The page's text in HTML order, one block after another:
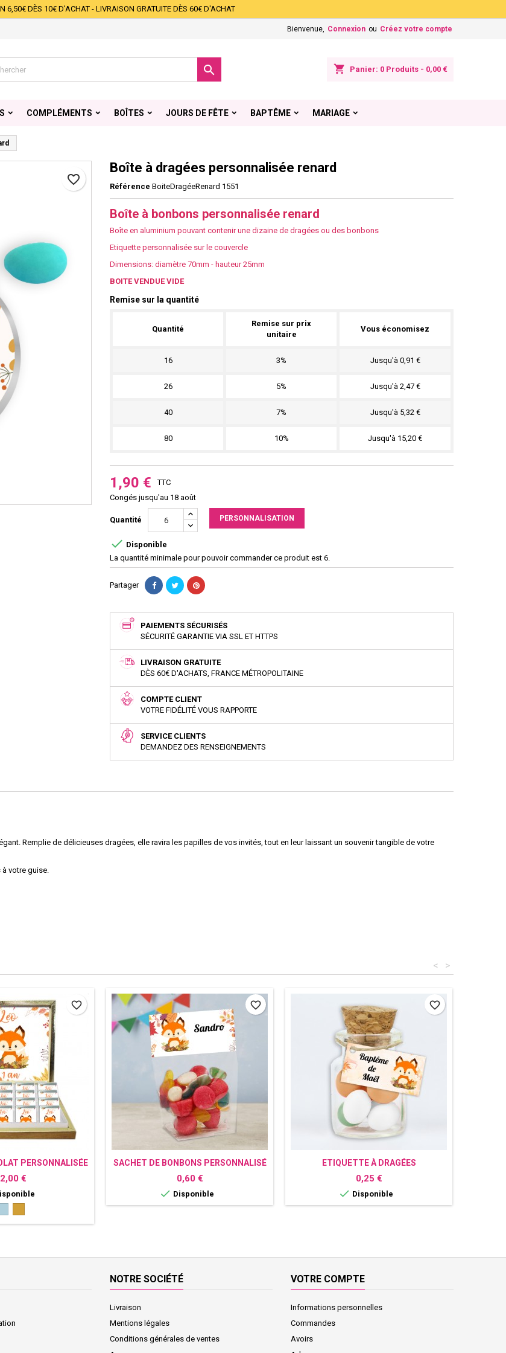
6,50€ DÈS 10€ D'ACHAT - LIVRAISON GRATUITE DÈS 60€ D'ACHAT
Bienvenue, Connexion ou Créez votre compte
shopping_cart Panier: 0 Produits - 0,00 €

COMPLÉMENTS BOÎTES JOURS DE FÊTE BAPTÊME MARIAGE
favorite_border
Boîte à dragées personnalisée renard
Référence BoiteDragéeRenard 1551
Boîte à bonbons personnalisée renard
Boîte en aluminium pouvant contenir une dizaine de dragées ou des bonbons
Etiquette personnalisée sur le couvercle
Dimensions: diamètre 70mm - hauteur 25mm
BOITE VENDUE VIDE
Remise sur la quantité
Quantité
Remise sur prix
unitaire
Vous économisez
16 3% Jusqu'à 0,91 €
26 5% Jusqu'à 2,47 €
40 7% Jusqu'à 5,32 €
80 10% Jusqu'à 15,20 €
1,90 €
TTC
Congés jusqu'au 18 août
Quantité PERSONNALISATION
 Disponible
La quantité minimale pour pouvoir commander ce produit est 6.
Partager
PAIEMENTS SÉCURISÉS
SÉCURITÉ GARANTIE VIA SSL ET HTTPS
LIVRAISON GRATUITE
DÈS 60€ D'ACHATS, FRANCE MÉTROPOLITAINE
COMPTE CLIENT
VOTRE FIDÉLITÉ VOUS RAPPORTE
SERVICE CLIENTS
DEMANDEZ DES RENSEIGNEMENTS
Remplie de délicieuses dragées, elle ravira les papilles de vos invités, tout en leur laissant un souvenir tangible de votre
votre guise.
>
<
PERSONNALISÉE
€
favorite_border
SACHET DE BONBONS PERSONNALISÉ
RENARD
Prix
0,60 €
 Disponible
favorite_border
ETIQUETTE À DRAGÉES
PERSONNALISÉE RENARD
Prix
0,25 €
 Disponible
favorite_border
NOTRE SOCIÉTÉ
Livraison
Mentions légales
Conditions générales de ventes
VOTRE COMPTE
Informations personnelles
Commandes
Avoirs
nouvelle liste
d'envies
être connecté pour ajouter des produits à votre liste d'envies.